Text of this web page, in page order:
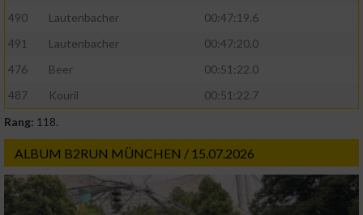
490
Lautenbacher
00:47:19.6
491
Lautenbacher
00:47:20.0
476
Beer
00:51:22.0
487
Kouril
00:51:22.7
Rang: 118.
ALBUM B2RUN MÜNCHEN / 15.07.2026